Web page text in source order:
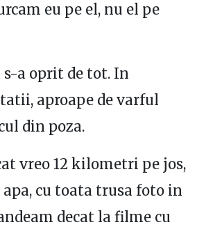
eu pe el, nu el pe
s-a oprit de tot. In
aproape de varful
din poza.
vreo 12 kilometri pe jos,
cu toata trusa foto in
decat la filme cu